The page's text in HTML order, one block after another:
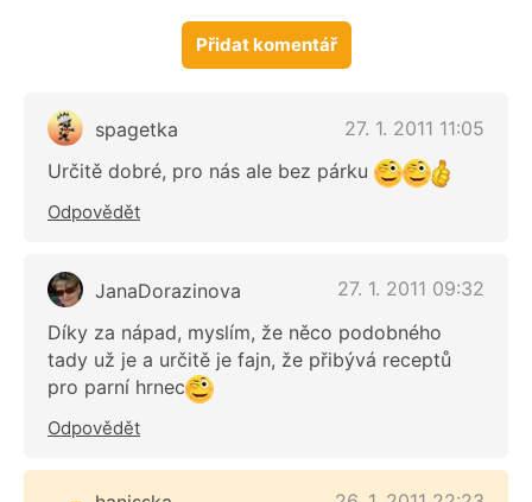
Přidat komentář
spagetka
27. 1. 2011 11:05
Určitě dobré, pro nás ale bez párku
Odpovědět
JanaDorazinova
27. 1. 2011 09:32
Díky za nápad, myslím, že něco podobného
tady už je a určitě je fajn, že přibývá receptů
pro parní hrnec
Odpovědět